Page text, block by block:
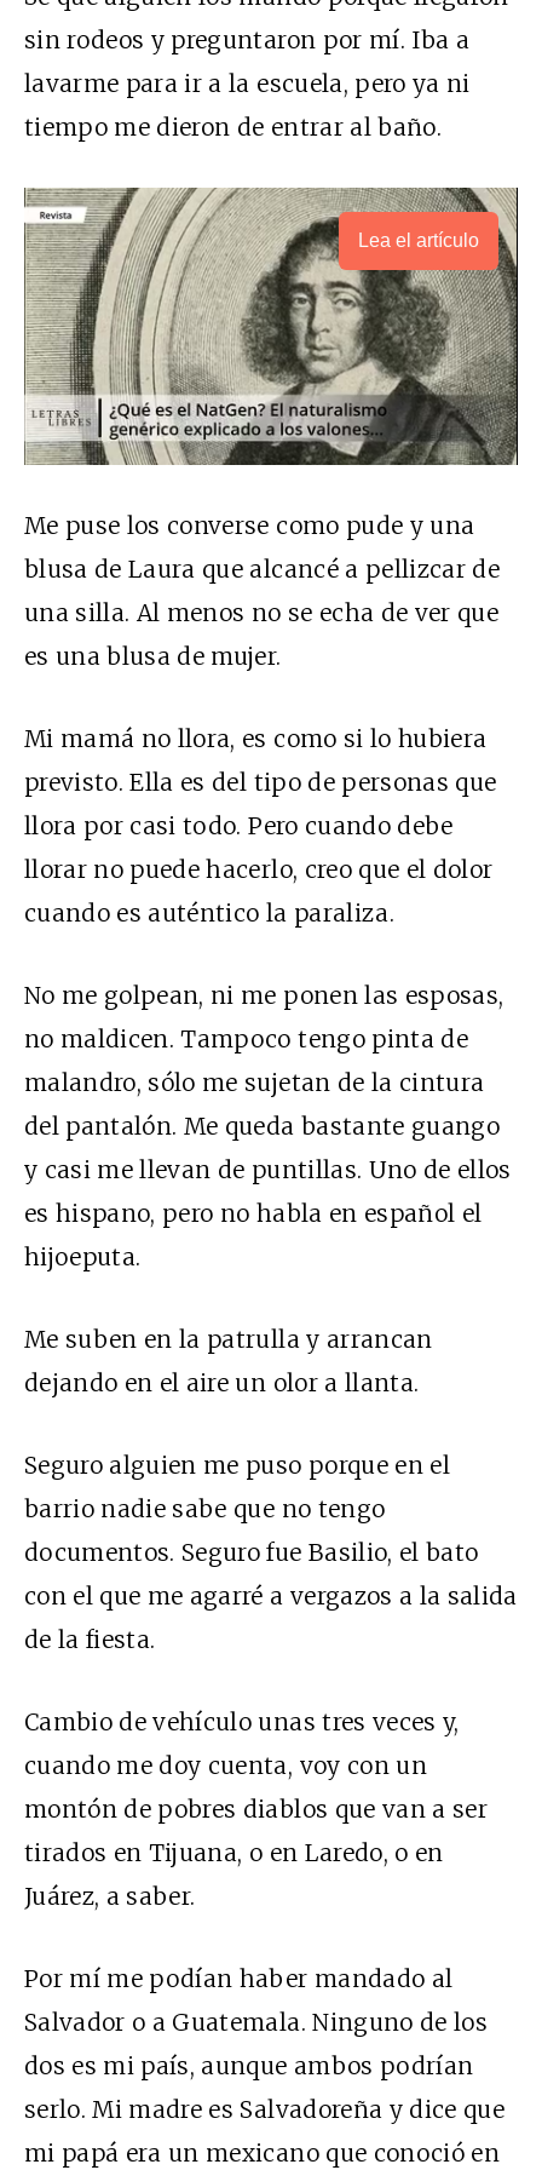
sin rodeos y preguntaron por mí. Iba a
lavarme para ir a la escuela, pero ya ni
tiempo me dieron de entrar al baño.
Lea el artículo
Me puse los converse como pude y una
blusa de Laura que alcancé a pellizcar de
una silla. Al menos no se echa de ver que
es una blusa de mujer.
Mi mamá no llora, es como si lo hubiera
previsto. Ella es del tipo de personas que
llora por casi todo. Pero cuando debe
llorar no puede hacerlo, creo que el dolor
cuando es auténtico la paraliza.
No me golpean, ni me ponen las esposas,
no maldicen. Tampoco tengo pinta de
malandro, sólo me sujetan de la cintura
del pantalón. Me queda bastante guango
y casi me llevan de puntillas. Uno de ellos
es hispano, pero no habla en español el
hijoeputa.
Me suben en la patrulla y arrancan
dejando en el aire un olor a llanta.
Seguro alguien me puso porque en el
barrio nadie sabe que no tengo
documentos. Seguro fue Basilio, el bato
con el que me agarré a vergazos a la salida
de la fiesta.
Cambio de vehículo unas tres veces y,
cuando me doy cuenta, voy con un
montón de pobres diablos que van a ser
tirados en Tijuana, o en Laredo, o en
Juárez, a saber.
Por mí me podían haber mandado al
Salvador o a Guatemala. Ninguno de los
dos es mi país, aunque ambos podrían
serlo. Mi madre es Salvadoreña y dice que
mi papá era un mexicano que conoció en